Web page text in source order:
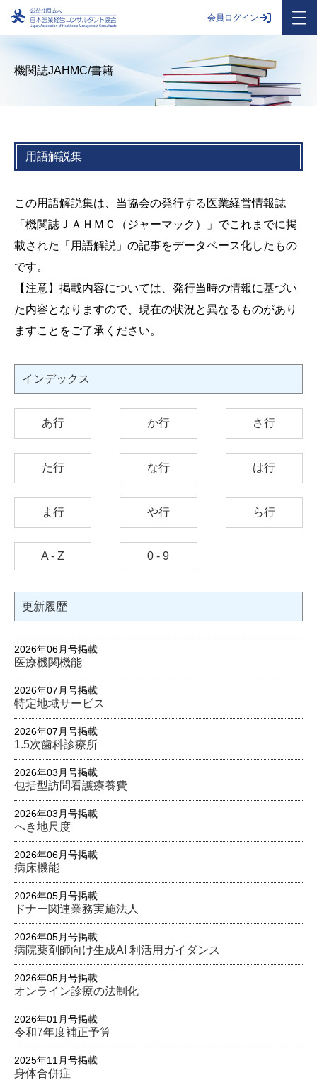
会員ログイン
機関誌JAHMC/書籍
用語解説集
この用語解説集は、当協会の発行する医業経営情報誌
「機関誌ＪＡＨＭＣ（ジャーマック）」でこれまでに掲
載された「用語解説」の記事をデータベース化したもの
です。
【注意】掲載内容については、発行当時の情報に基づい
た内容となりますので、現在の状況と異なるものがあり
ますことをご了承ください。
インデックス
あ行 か行 さ行
た行 な行 は行
ま行 や行 ら行
A - Z 0 - 9
更新履歴
2026年06月号掲載
医療機関機能
2026年07月号掲載
特定地域サービス
2026年07月号掲載
1.5次歯科診療所
2026年03月号掲載
包括型訪問看護療養費
2026年03月号掲載
へき地尺度
2026年06月号掲載
病床機能
2026年05月号掲載
ドナー関連業務実施法人
2026年05月号掲載
病院薬剤師向け生成AI 利活用ガイダンス
2026年05月号掲載
オンライン診療の法制化
2026年01月号掲載
令和7年度補正予算
2025年11月号掲載
身体合併症